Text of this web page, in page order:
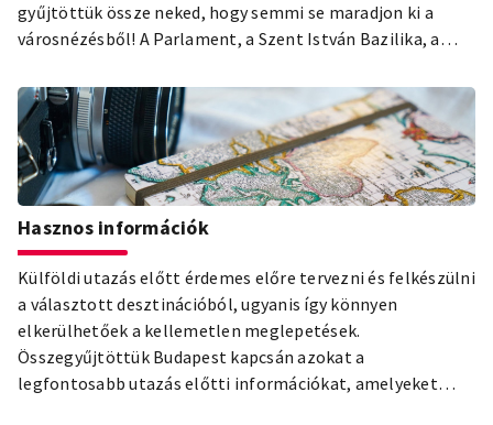
gyűjtöttük össze neked, hogy semmi se maradjon ki a
városnézésből! A Parlament, a Szent István Bazilika, a
néhány a top látnivalók közül, amit nem hagyhatsz ki a
budapesti látogatásod során! Ismerd meg a legszebb és
legnépszerűbb attrakciókat, és hagyd, hogy a magyar
főváros sokszínűsége elvarázsoljon!
Hasznos információk
Külföldi utazás előtt érdemes előre tervezni és felkészülni
a választott desztinációból, ugyanis így könnyen
elkerülhetőek a kellemetlen meglepetések.
Összegyűjtöttük Budapest kapcsán azokat a
legfontosabb utazás előtti információkat, amelyeket